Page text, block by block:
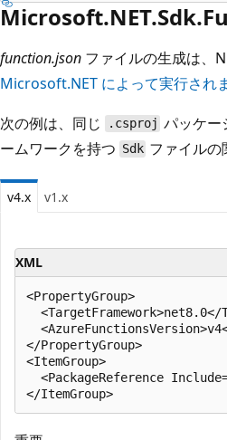
function.json ファイルの生成は、
Microsoft.NET によって実行され
次の例は、同じ
.csproj パッケー
ームワークを持つ Sdk ファイルの
v4.x v1.x
XML
<PropertyGroup>
<TargetFramework>net8.0</
</PropertyGroup>
<ItemGroup>
<PackageReference